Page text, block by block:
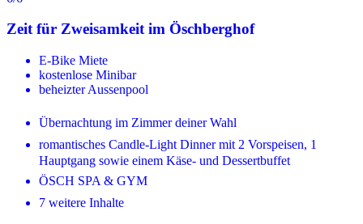
Zeit für Zweisamkeit im Öschberghof
E-Bike Miete
kostenlose Minibar
beheizter Aussenpool
Übernachtung im Zimmer deiner Wahl
romantisches Candle-Light Dinner mit 2 Vorspeisen, 1
Hauptgang sowie einem Käse- und Dessertbuffet
ÖSCH SPA & GYM
7 weitere Inhalte